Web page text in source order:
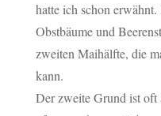
hatte ich schon
Obstbäume und
zweiten Maihälfte, die
kann.
Der zweite Grund ist oft